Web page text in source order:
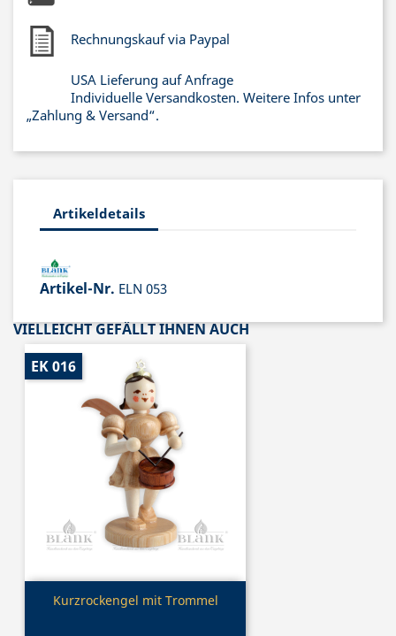
Rechnungskauf via Paypal
USA Lieferung auf Anfrage
Individuelle Versandkosten. Weitere Infos unter
„Zahlung & Versand“.
Artikeldetails
Artikel-Nr. ELN 053
VIELLEICHT GEFÄLLT IHNEN AUCH
Vorschau
Kurzrockengel mit Trommel
EK 016